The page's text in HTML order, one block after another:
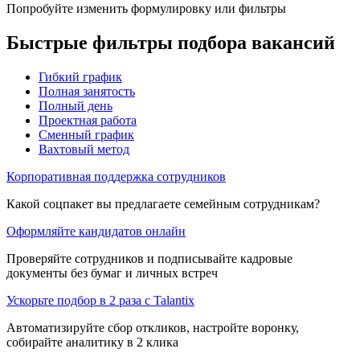
Попробуйте изменить формулировку или фильтры
Быстрые фильтры подбора вакансий
Гибкий график
Полная занятость
Полный день
Проектная работа
Сменный график
Вахтовый метод
Корпоративная поддержка сотрудников
Какой соцпакет вы предлагаете семейным сотрудникам?
Оформляйте кандидатов онлайн
Проверяйте сотрудников и подписывайте кадровые
документы без бумаг и личных встреч
Ускорьте подбор в 2 раза с Talantix
Автоматизируйте сбор откликов, настройте воронку,
собирайте аналитику в 2 клика